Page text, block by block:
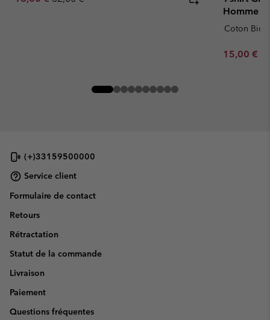
Homme
Coton Bio
Minimum
15,00 €
(+)33159500000
Service client
Formulaire de contact
Retours
Rétractation
Statut de la commande
Livraison
Paiement
Questions fréquentes